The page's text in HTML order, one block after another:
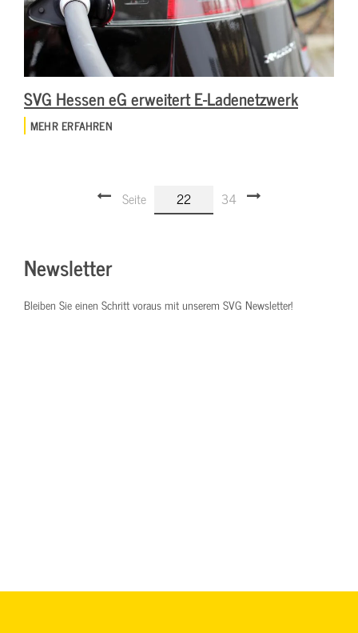
SVG Hessen eG erweitert E-Ladenetzwerk
MEHR ERFAHREN
Seite 22 34
Newsletter
Bleiben Sie einen Schritt voraus mit unserem SVG Newsletter!